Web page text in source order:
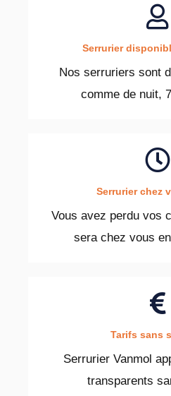
Serrurier
Nos serruriers sont
comme de nuit,
Serrurier chez
Vous avez perdu vos
sera chez vous
Tarifs sans
Serrurier Vanmol
transparents